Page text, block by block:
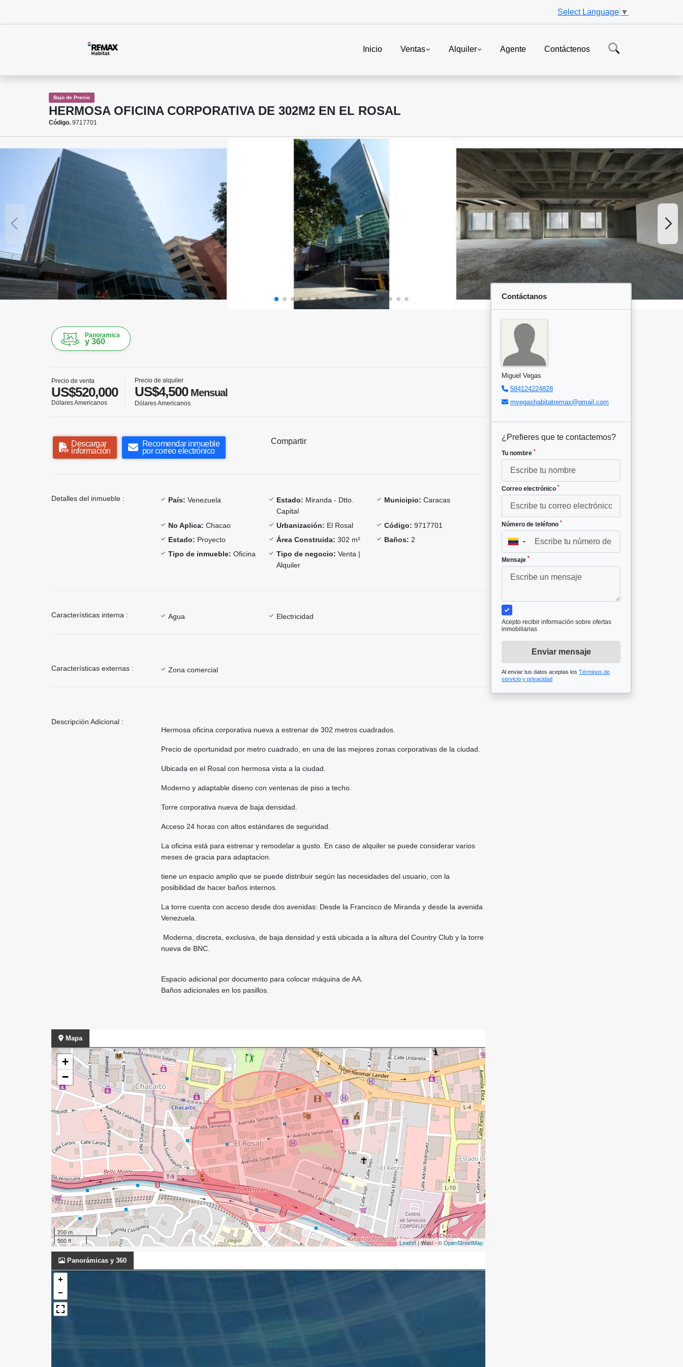
Select Language ▼
Inicio Ventas Alquiler Agente Contáctenos
Bajo de Precio
HERMOSA OFICINA CORPORATIVA DE 302M2 EN EL ROSAL
Código. 9717701
Panoramica
y 360
Precio de venta
US$520,000
Dólares Americanos
Precio de alquiler
US$4,500Mensual
Dólares Americanos
Descargar
información
Recomendar inmueble
por correo electrónico
Compartir
Detalles del inmueble : País: Venezuela Estado: Miranda - Dtto.
Capital
Municipio: Caracas
No Aplica: Chacao Urbanización: El Rosal Código: 9717701
Estado: Proyecto Área Construida: 302 m² Baños: 2
Tipo de inmueble: Oficina Tipo de negocio: Venta |
Alquiler
Características interna : Agua Electricidad
Características externas : Zona comercial
Descripción Adicional :
Hermosa oficina corporativa nueva a estrenar de 302 metros cuadrados.
Precio de oportunidad por metro cuadrado, en una de las mejores zonas corporativas de la ciudad.
Ubicada en el Rosal con hermosa vista a la ciudad.
Moderno y adaptable diseno con ventenas de piso a techo.
Torre corporativa nueva de baja densidad.
Acceso 24 horas con altos estándares de seguridad.
La oficina está para estrenar y remodelar a gusto. En caso de alquiler se puede considerar varios
meses de gracia para adaptacion.
tiene un espacio amplio que se puede distribuir según las necesidades del usuario, con la
posibilidad de hacer baños internos.
La torre cuenta con acceso desde dos avenidas: Desde la Francisco de Miranda y desde la avenida
Venezuela.
Moderna, discreta, exclusiva, de baja densidad y está ubicada a la altura del Country Club y la torre
nueva de BNC.
Espacio adicional por documento para colocar máquina de AA.
Baños adicionales en los pasillos.
Mapa
+
−
200 m
500 ft
Leaflet| Wasi - ©OpenStreetMap
Panorámicas y 360
Contáctanos
Miguel Vegas
584124224828
mvegashabitatremax@gmail.com
¿Prefieres que te contactemos?
Tu nombre *
Correo electrónico *
Número de teléfono *
▼
Mensaje *
Acepto recibir información sobre ofertas
inmobiliarias
Enviar mensaje
Al enviar tus datos aceptas los Términos de
servicio y privacidad